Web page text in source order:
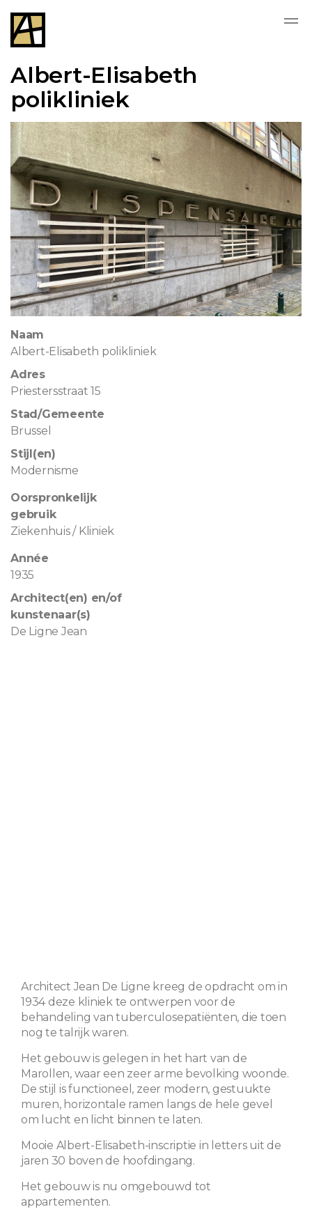
Albert-Elisabeth
polikliniek
Naam
Albert-Elisabeth polikliniek
Adres
Priestersstraat 15
Stad/Gemeente
Brussel
Stijl(en)
Modernisme
Oorspronkelijk
gebruik
Ziekenhuis / Kliniek
Année
1935
Architect(en) en/of
kunstenaar(s)
De Ligne Jean
Architect Jean De Ligne kreeg de opdracht om in
1934 deze kliniek te ontwerpen voor de
behandeling van tuberculosepatiënten, die toen
nog te talrijk waren.
Het gebouw is gelegen in het hart van de
Marollen, waar een zeer arme bevolking woonde.
De stijl is functioneel, zeer modern, gestuukte
muren, horizontale ramen langs de hele gevel
om lucht en licht binnen te laten.
Mooie Albert-Elisabeth-inscriptie in letters uit de
jaren 30 boven de hoofdingang.
Het gebouw is nu omgebouwd tot
appartementen.